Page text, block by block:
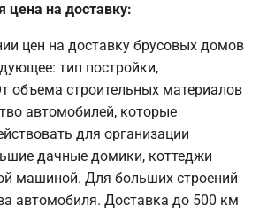
цена на доставку:
цен на доставку брусовых домов
тип постройки,
объема строительных материалов
автомобилей, которые
для организации
дачные домики, коттеджи
машиной. Для больших строений
автомобиля. Доставка до 500 км